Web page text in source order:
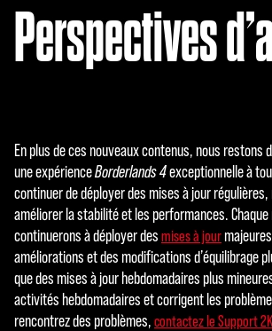
Perspectives
En plus de ces nouveaux contenus, nous restons
une expérienceBorderlands 4exceptionnelle à
continuer de déployer des mises à jour
améliorer la stabilité et les performances. Chaque
continuerons à déployer des mises à jour
améliorations et des modifications d’équilibrage
que des mises à jour hebdomadaires plus
activités hebdomadaires et corrigent les
rencontrez des problèmes, contactez le Support 2K